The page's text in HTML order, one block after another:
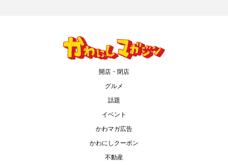
開店・閉店
グルメ
話題
イベント
かわマガ広告
かわにしクーポン
不動産